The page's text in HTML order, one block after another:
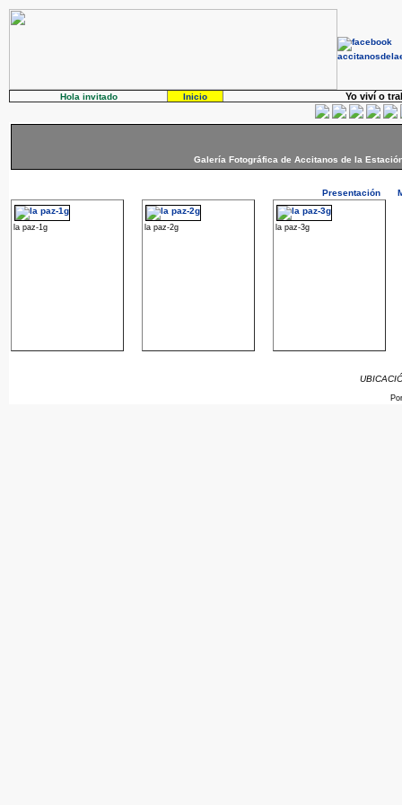
Hola invitado Inicio Yo viví o
Galería Fotográfica de Accitanos de la
Presentación
la paz-1g la paz-2g la paz-3g